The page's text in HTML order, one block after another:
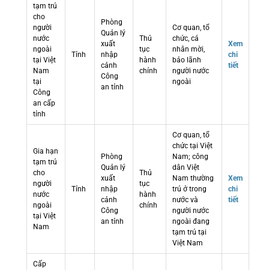
tạm trú
cho
người
nước
ngoài
tại Việt
Nam
tại
Công
an cấp
tỉnh
Tỉnh
Phòng
Quản lý
xuất
nhập
cảnh
Công
an tỉnh
Thủ
tục
hành
chính
Cơ quan, tổ
chức, cá
nhân mời,
bảo lãnh
người nước
ngoài
Xem
chi
tiết
Gia hạn
tạm trú
cho
người
nước
ngoài
tại Việt
Nam
Tỉnh
Phòng
Quản lý
xuất
nhập
cảnh
Công
an tỉnh
Thủ
tục
hành
chính
Cơ quan, tổ
chức tại Việt
Nam; công
dân Việt
Nam thường
trú ở trong
nước và
người nước
ngoài đang
tạm trú tại
Việt Nam
Xem
chi
tiết
Cấp